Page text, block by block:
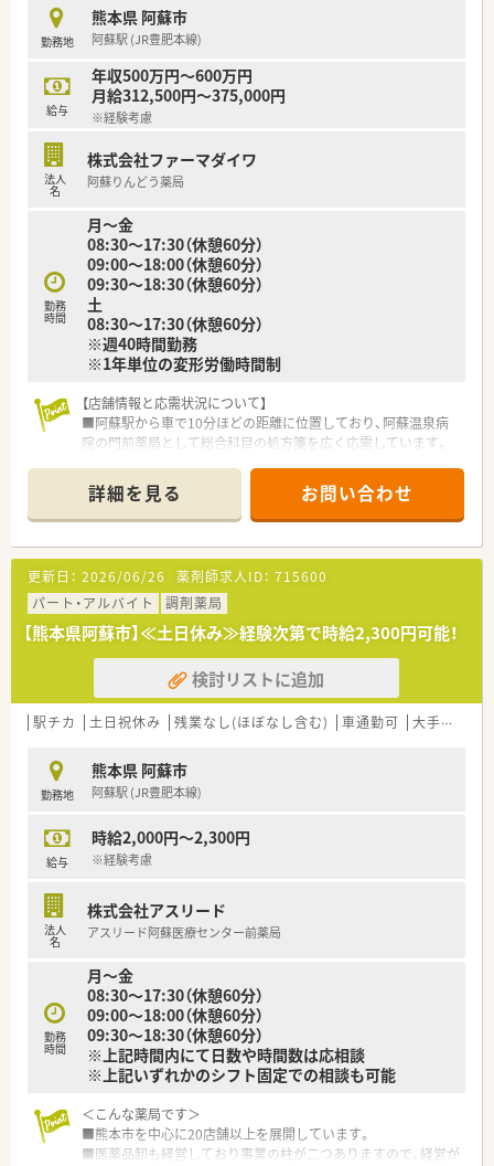
■薬歴はハイブリッジを導入されております。
■会社の幹部の方も常駐されており安心して就業できます。
■8:30から開局していますが、幹部以外の社員は9:00か9:30から
の勤務となります。
■完全土日祝休みの薬局です。残業もほとんど発生しておりま
せん。
勤務地
熊本県 阿蘇市
阿蘇駅 (JR豊肥本線)
給与
年収500万円～600万円
月給312,500円～375,000円
※経験考慮
法人
名
株式会社ファーマダイワ
阿蘇りんどう薬局
勤務
時間
月～金
08:30～17:30（休憩60分）
09:00～18:00（休憩60分）
09:30～18:30（休憩60分）
土
08:30～17:30（休憩60分）
※週40時間勤務
※1年単位の変形労働時間制
【店舗情報と応需状況について】
■阿蘇駅から車で10分ほどの距離に位置しており、阿蘇温泉病
院の門前薬局として総合科目の処方箋を広く応需しています。
地域で唯一の婦人科外来や透析などの専門的な処方も学べま
す。
■薬剤師は常勤3名と非常勤2名が在籍しており、在宅業務は現
在10件ほど対応するなど地域に根ざした活動を行っています。
【法人特徴について】
■熊本県内に約40店舗を展開する有力なチェーングループであ
り、東邦ホールディングス傘下として安定した経営基盤を誇りま
す。
■本部が備蓄配送センターの機能を担うことで、各店舗の備蓄コ
ストを最小限に抑えながら幅広い面分業への対応を可能にしま
す。
■専門領域に特化した勉強会を多数開催しており、薬剤師が常に
【こんな取り組みをしています】
■熊本大学と共同で化粧品を開発しており、希望する薬剤師は商
す。
■専門領域の勉強会での発表や執筆活動を通じて単位を取得で
ます。
■在宅専用の事務所を本部前に設置しており、営業活動は専門部
署が行うことで薬剤師が調剤業務に専念できる体制を整えてい
詳細を見る お問い合わせ
更新日： 2026/06/26 薬剤師求人ID： 715600
パート・アルバイト
調剤薬局
【熊本県阿蘇市】≪土日休み≫経験次第で時給2,300円可能！
検討リストに追加
駅チカ 土日祝休み 残業なし(ほぼなし含む) 車通勤可 大手チェーン以外
勤務地
熊本県 阿蘇市
阿蘇駅 (JR豊肥本線)
給与
時給2,000円～2,300円
※経験考慮
法人
名
株式会社アスリード
アスリード阿蘇医療センター前薬局
勤務
時間
月～金
08:30～17:30（休憩60分）
09:00～18:00（休憩60分）
09:30～18:30（休憩60分）
※上記時間内にて日数や時間数は応相談
※上記いずれかのシフト固定での相談も可能
＜こんな薬局です＞
■熊本市を中心に20店舗以上を展開しています。
■医薬品卸も経営しており事業の柱が二つありますので、経営が